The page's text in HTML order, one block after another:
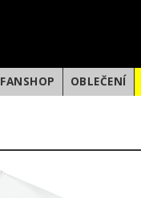
FANSHOP OBLEČENÍ